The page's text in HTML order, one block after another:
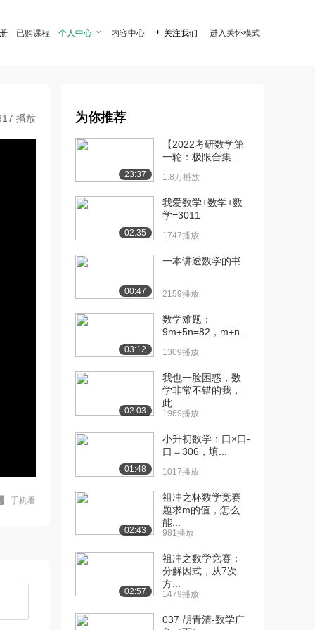
已购课程 个人中心  内容中心  关注我们 进入关怀模式
播放
手机看
为你推荐
23:37
【2022考研数学第
一轮：极限合集...
1.8万播放
02:35
我爱数学+数学+数
学=3011
1747播放
00:47
一本讲透数学的书
2159播放
03:12
数学难题：
9m+5n=82，m+n...
1309播放
02:03
我也一脸困惑，数
学非常不错的我，
此...
1969播放
01:48
小升初数学：口×口-
口＝306，填...
1017播放
02:43
祖冲之杯数学竞赛
题求m的值，怎么
能...
981播放
02:57
祖冲之数学竞赛：
分解因式，从7次
方...
1479播放
037 胡青清-数学广